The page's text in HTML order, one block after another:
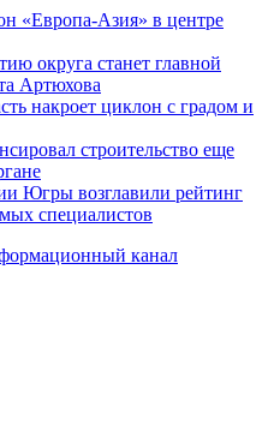
«Европа-Азия» в центре
округа станет главной
Артюхова
накроет циклон с градом и
строительство еще
Югры возглавили рейтинг
специалистов
канал